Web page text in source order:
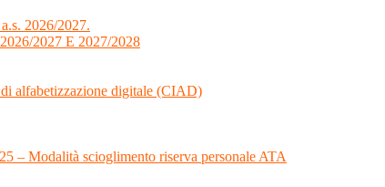
2026/2027.
2027 E 2027/2028
alfabetizzazione digitale (CIAD)
– Modalità scioglimento riserva personale ATA